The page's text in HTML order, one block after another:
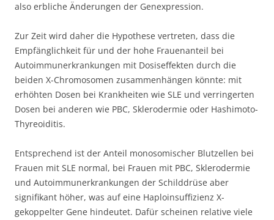
also erbliche Änderungen der Genexpression.
Zur Zeit wird daher die Hypothese vertreten, dass die
Empfänglichkeit für und der hohe Frauenanteil bei
Autoimmunerkrankungen mit Dosiseffekten durch die
beiden X-Chromosomen zusammenhängen könnte: mit
erhöhten Dosen bei Krankheiten wie SLE und verringerten
Dosen bei anderen wie PBC, Sklerodermie oder Hashimoto-
Thyreoiditis.
Entsprechend ist der Anteil monosomischer Blutzellen bei
Frauen mit SLE normal, bei Frauen mit PBC, Sklerodermie
und Autoimmunerkrankungen der Schilddrüse aber
signifikant höher, was auf eine Haploinsuffizienz X-
gekoppelter Gene hindeutet. Dafür scheinen relative viele